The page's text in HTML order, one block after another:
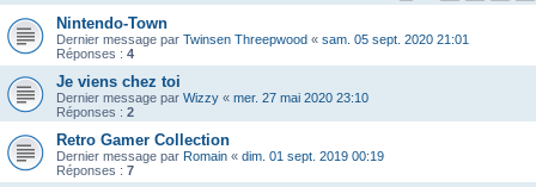
Nintendo-Town
Dernier message par Twinsen Threepwood « sam. 05 sept. 2020 21:01
Réponses : 4
Je viens chez toi
Dernier message par Wizzy « mer. 27 mai 2020 23:10
Réponses : 2
Retro Gamer Collection
Dernier message par Romain « dim. 01 sept. 2019 00:19
Réponses : 7